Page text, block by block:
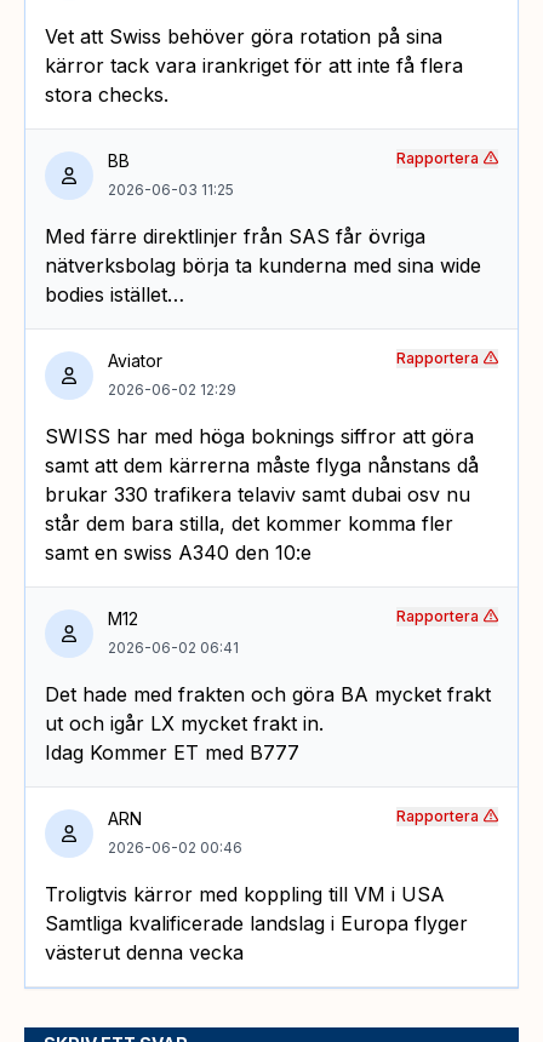
Vet att Swiss behöver göra rotation på sina
kärror tack vara irankriget för att inte få flera
stora checks.
BB
2026-06-03 11:25
Med färre direktlinjer från SAS får övriga
nätverksbolag börja ta kunderna med sina wide
bodies istället…
Rapportera
Aviator
2026-06-02 12:29
SWISS har med höga boknings siffror att göra
samt att dem kärrerna måste flyga nånstans då
brukar 330 trafikera telaviv samt dubai osv nu
står dem bara stilla, det kommer komma fler
samt en swiss A340 den 10:e
Rapportera
M12
2026-06-02 06:41
Det hade med frakten och göra BA mycket frakt
ut och igår LX mycket frakt in.
Idag Kommer ET med B777
Rapportera
ARN
2026-06-02 00:46
Troligtvis kärror med koppling till VM i USA
Samtliga kvalificerade landslag i Europa flyger
västerut denna vecka
Rapportera